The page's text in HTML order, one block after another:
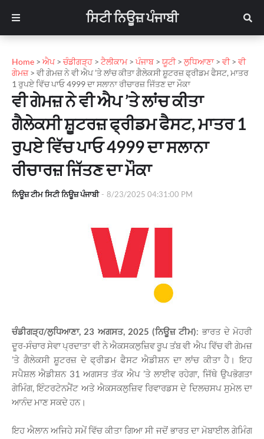
ਸਿਟੀ ਨਿਊਜ਼ ਪੰਜਾਬੀ
Home > ਐਪ> ਚੰਡੀਗੜ੍ਹ > ਟੈਲੀਕਾਮ> ਪੰਜਾਬ > ਯੂਟੀ>ਲੁਧਿਆਣਾ> ਵੀ> ਵੀ
ਗੇਮਜ਼> ਵੀ ਗੇਮਜ਼ ਨੇ ਵੀ ਐਪ ’ਤੇ ਲਾਂਚ ਕੀਤਾ ਗੈਲੇਕਸੀ ਸ਼ੂਟਰਜ਼ ਫ੍ਰੀਡਮ ਫੈਸਟ, ਮਾਤਰ
1 ਰੁਪਏ ਵਿੱਚ ਪਾਓ 4999 ਦਾ ਸਲਾਨਾ ਰੀਚਾਰਜ਼ ਜਿੱਤਣ ਦਾ ਮੌਕਾ
ਵੀ ਗੇਮਜ਼ ਨੇ ਵੀ ਐਪ ’ਤੇ ਲਾਂਚ ਕੀਤਾ
ਗੈਲੇਕਸੀ ਸ਼ੂਟਰਜ਼ ਫ੍ਰੀਡਮ ਫੈਸਟ, ਮਾਤਰ 1
ਰੁਪਏ ਵਿੱਚ ਪਾਓ 4999 ਦਾ ਸਲਾਨਾ
ਰੀਚਾਰਜ਼ ਜਿੱਤਣ ਦਾ ਮੌਕਾ
ਨਿਊਜ਼ ਟੀਮ ਸਿਟੀ ਨਿਊਜ਼ ਪੰਜਾਬੀ - 8/23/2025 04:31:00 PM
ਚੰਡੀਗੜ੍ਹ/ਲੁਧਿਆਣਾ, 23 ਅਗਸਤ, 2025 (ਨਿਊਜ਼ ਟੀਮ): ਭਾਰਤ ਦੇ ਮੋਹਰੀ
ਦੂਰ-ਸੰਚਾਰ ਸੇਵਾ ਪ੍ਰਦਾਤਾ ਵੀ ਨੇ ਐਕਸਕਲੁਜ਼ਿਵ ਰੂਪ ਤਂਬ ਵੀ ਐਪ ਵਿੱਚ ਵੀ ਗੇਮਜ਼
’ਤੇ ਗੈਲੇਕਸੀ ਸ਼ੂਟਰਜ਼ ਦੇ ਫ੍ਰੀਡਮ ਫੈਸਟ ਐਡੀਸ਼ਨ ਦਾ ਲਾਂਚ ਕੀਤਾ ਹੈ। ਇਹ
ਸਪੈਸ਼ਲਐਡੀਸ਼ਨ 31 ਅਗਸਤ ਤੱਕ ਐਪ ’ਤੇ ਲਾਈਵ ਰਹੇਗਾ, ਜਿੱਥੇ ਉਪਭੋਗਤਾ
ਗੇਮਿੰਗ, ਇੰਟਰਟੇਨਮੈਂਟ ਅਤੇ ਐਕਸਕਲੁਜ਼ਿਵ ਰਿਵਾਰਡਸ ਦੇ ਦਿਲਚਸਪ ਸੁਮੇਲ ਦਾ
ਆਨੰਦ ਮਾਣ ਸਕਦੇ ਹਨ।
ਇਹ ਐਲਾਨ ਅਜਿਹੇ ਸਮੇਂ ਵਿੱਚ ਕੀਤਾ ਗਿਆ ਸੀ ਜਦੋਂ ਭਾਰਤ ਦਾ ਮੋਬਾਈਲ ਗੇਮਿੰਗ